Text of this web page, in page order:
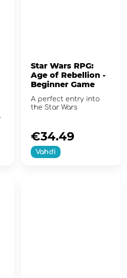
Star Wars RPG:
Age of Rebellion -
Beginner Game
A perfect entry into
the Star Wars
Vahdi
€34.49